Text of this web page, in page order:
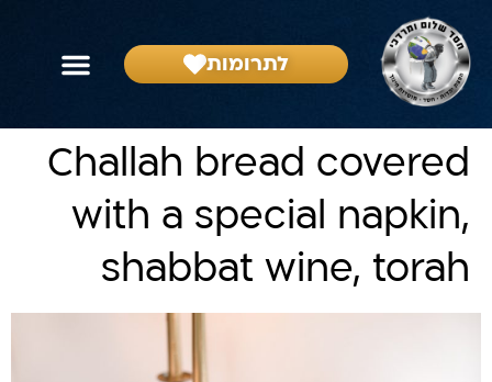
לתרומות
Challah bread covered
with a special napkin,
shabbat wine, torah